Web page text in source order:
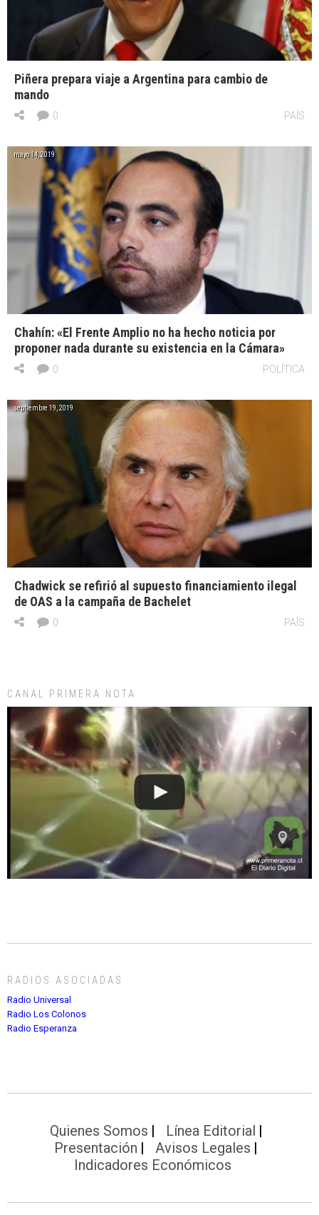
Piñera prepara viaje a Argentina para cambio de
mando
PAÍS
0
mayo 14, 2019
Chahín: «El Frente Amplio no ha hecho noticia por
proponer nada durante su existencia en la Cámara»
POLÍTICA
0
septiembre 19, 2019
Chadwick se refirió al supuesto financiamiento ilegal
de OAS a la campaña de Bachelet
PAÍS
0
CANAL PRIMERA NOTA
RADIOS ASOCIADAS
Radio Universal
Radio Los Colonos
Radio Esperanza
Quienes Somos
Línea Editorial
Presentación
Avisos Legales
Indicadores Económicos